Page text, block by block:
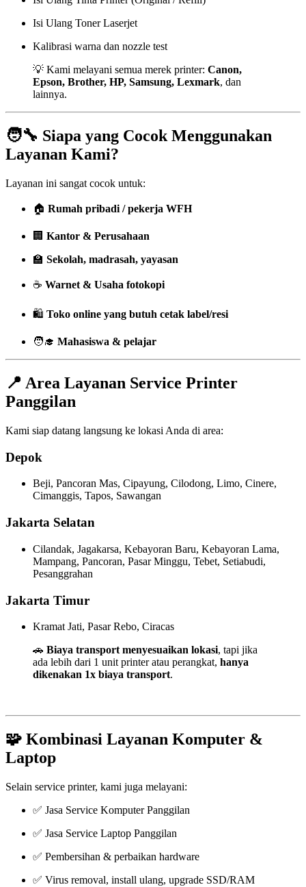
Isi Ulang Toner Laserjet
Kalibrasi warna dan nozzle test
💡 Kami melayani semua merek printer: Canon,
Epson, Brother, HP, Samsung, Lexmark, dan
lainnya.
🧑‍🔧 Siapa yang Cocok Menggunakan
Layanan Kami?
Layanan ini sangat cocok untuk:
🏠 Rumah pribadi / pekerja WFH
🏢 Kantor & Perusahaan
🏫 Sekolah, madrasah, yayasan
☕ Warnet & Usaha fotokopi
🛍️ Toko online yang butuh cetak label/resi
🧑‍🎓 Mahasiswa & pelajar
📍 Area Layanan Service Printer
Panggilan
Kami siap datang langsung ke lokasi Anda di area:
Depok
Beji, Pancoran Mas, Cipayung, Cilodong, Limo, Cinere,
Cimanggis, Tapos, Sawangan
Jakarta Selatan
Cilandak, Jagakarsa, Kebayoran Baru, Kebayoran Lama,
Mampang, Pancoran, Pasar Minggu, Tebet, Setiabudi,
Pesanggrahan
Jakarta Timur
Kramat Jati, Pasar Rebo, Ciracas
🚗 Biaya transport menyesuaikan lokasi, tapi jika
ada lebih dari 1 unit printer atau perangkat, hanya
dikenakan 1x biaya transport.
🧩 Kombinasi Layanan Komputer &
Laptop
Selain service printer, kami juga melayani:
✅ Jasa Service Komputer Panggilan
✅ Jasa Service Laptop Panggilan
✅ Pembersihan & perbaikan hardware
✅ Virus removal, install ulang, upgrade SSD/RAM